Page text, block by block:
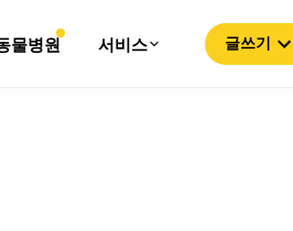
물병원 서비스 글쓰기